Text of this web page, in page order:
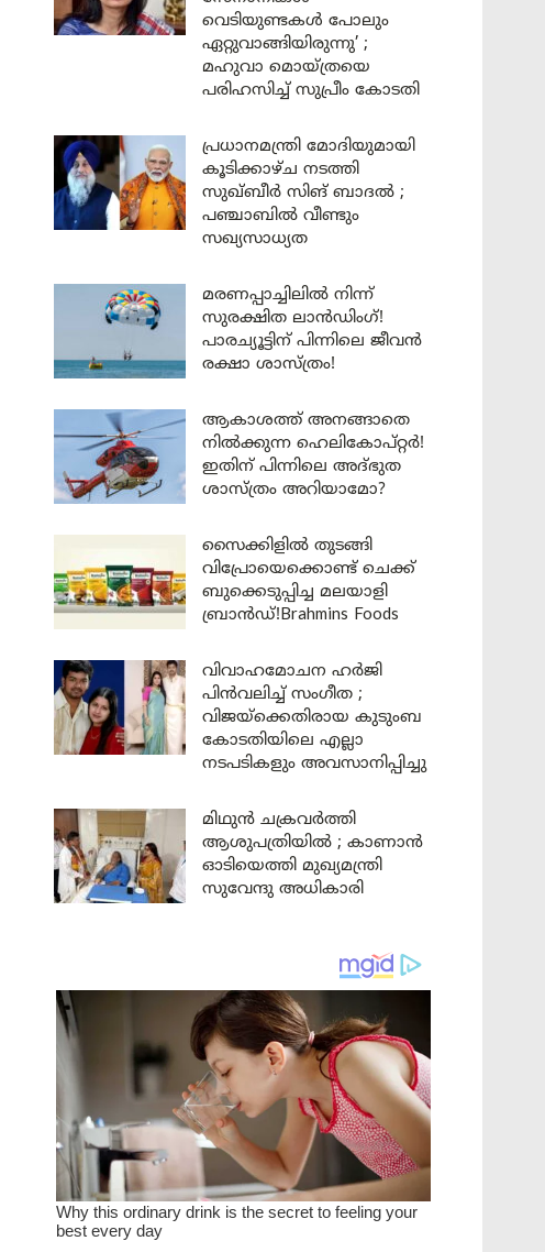
വെടിയുണ്ടകൾ പോലും
ഏറ്റുവാങ്ങിയിരുന്നു’ ;
മഹുവാ മൊയ്ത്രയെ
പരിഹസിച്ച് സുപ്രീം കോടതി
പ്രധാനമന്ത്രി മോദിയുമായി
കൂടിക്കാഴ്ച നടത്തി
സുഖ്ബീർ സിങ് ബാദൽ ;
പഞ്ചാബിൽ വീണ്ടും
സഖ്യസാധ്യത
മരണപ്പാച്ചിലിൽ നിന്ന്
സുരക്ഷിത ലാൻഡിംഗ്!
പാരച്യൂട്ടിന് പിന്നിലെ ജീവൻ
രക്ഷാ ശാസ്ത്രം!
ആകാശത്ത് അനങ്ങാതെ
നില്‍ക്കുന്ന ഹെലികോപ്റ്റര്‍!
ഇതിന് പിന്നിലെ അദ്ഭുത
ശാസ്ത്രം അറിയാമോ?
സൈക്കിളിൽ തുടങ്ങി
വിപ്രോയെക്കൊണ്ട് ചെക്ക്
ബുക്കെടുപ്പിച്ച മലയാളി
ബ്രാൻഡ്!Brahmins Foods
വിവാഹമോചന ഹർജി
പിൻവലിച്ച് സംഗീത ;
വിജയ്ക്കെതിരായ കുടുംബ
കോടതിയിലെ എല്ലാ
നടപടികളും അവസാനിപ്പിച്ചു
മിഥുൻ ചക്രവർത്തി
ആശുപത്രിയിൽ ; കാണാൻ
ഓടിയെത്തി മുഖ്യമന്ത്രി
സുവേന്ദു അധികാരി